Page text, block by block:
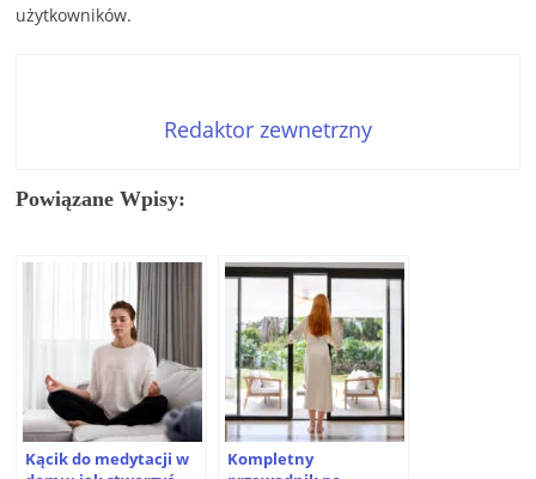
użytkowników.
Redaktor zewnetrzny
Powiązane Wpisy:
Kącik do medytacji w
Kompletny